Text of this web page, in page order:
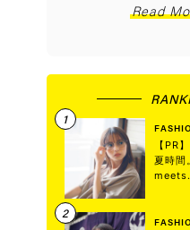
Read
【PR
夏時間
meets.